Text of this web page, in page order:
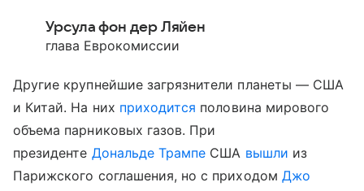
Урсула фон дер Ляйен
глава Еврокомиссии
Другие крупнейшие загрязнители планеты — США
и Китай. На них приходится половина мирового
объема парниковых газов. При
президенте Дональде Трампе США вышли из
Парижского соглашения, но с приходом Джо